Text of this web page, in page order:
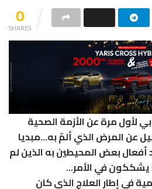
0
SHARES
لأول مرة عن الأزمة الصحية
عن المرض الذي ألمّ به…مبديا
بعض المحيطين به الذين لم
يشككون في الأمر…
في إطار العلاج الذي كان